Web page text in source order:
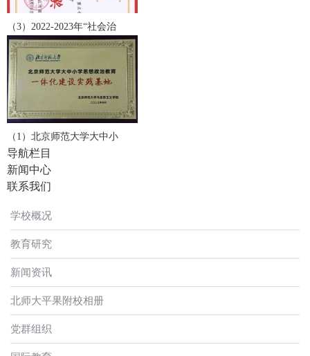
（3）2022-2023年“社会治
（1）北京师范大学大中小
导航栏目
新闻中心
联系我们
学校概况
教育研究
新闻资讯
北师大平果附校相册
党群组织